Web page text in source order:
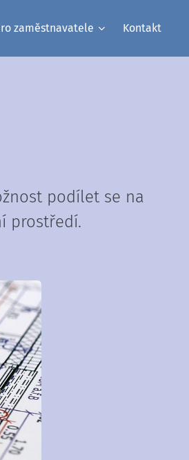
zaměstnavatele Kontakt
podílet se na
prostředí.